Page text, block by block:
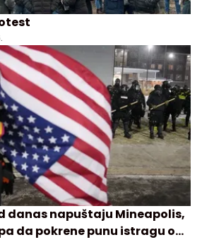
danas napuštaju Mineapolis,
da pokrene punu istragu o